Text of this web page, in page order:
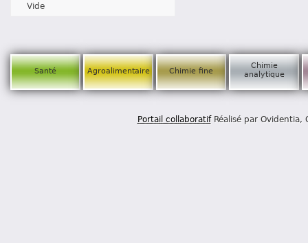
Vide
Santé Agroalimentaire Chimie fine
Chimie
analytique
Portail collaboratifRéalisé par Ovidentia,